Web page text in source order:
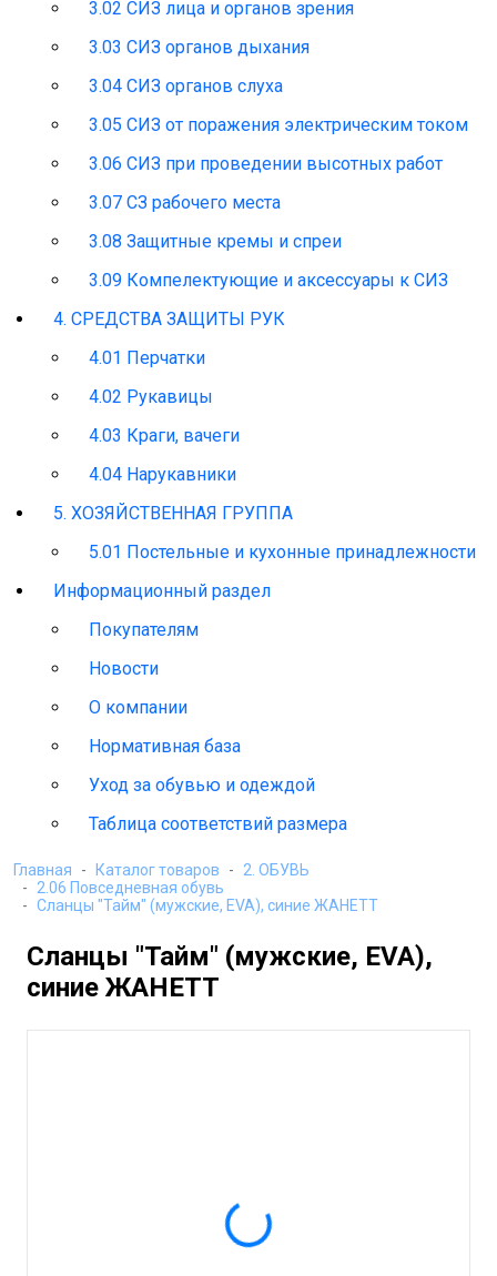
3.02 СИЗ лица и органов зрения
3.03 СИЗ органов дыхания
3.04 СИЗ органов слуха
3.05 СИЗ от поражения электрическим током
3.06 СИЗ при проведении высотных работ
3.07 СЗ рабочего места
3.08 Защитные кремы и спреи
3.09 Компелектующие и аксессуары к СИЗ
4. СРЕДСТВА ЗАЩИТЫ РУК
4.01 Перчатки
4.02 Рукавицы
4.03 Краги, вачеги
4.04 Нарукавники
5. ХОЗЯЙСТВЕННАЯ ГРУППА
5.01 Постельные и кухонные принадлежности
Информационный раздел
Покупателям
Новости
О компании
Нормативная база
Уход за обувью и одеждой
Таблица соответствий размера
Главная Каталог товаров
2. ОБУВЬ
2.06 Повседневная обувь
Сланцы "Тайм" (мужские, EVA), синие ЖАНЕТТ
Сланцы "Тайм" (мужские, EVA),
синие ЖАНЕТТ